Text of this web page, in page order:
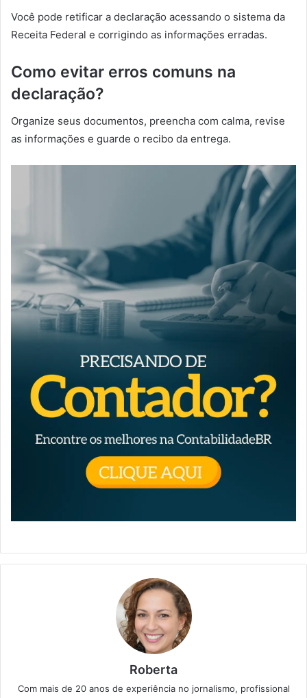
Você pode retificar a declaração acessando o sistema da
Receita Federal e corrigindo as informações erradas.
Como evitar erros comuns na
declaração?
Organize seus documentos, preencha com calma, revise
as informações e guarde o recibo da entrega.
Roberta
Com mais de 20 anos de experiência no jornalismo, profissional